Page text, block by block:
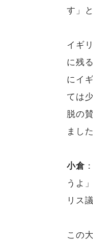
す」
イギ
に残
にイ
ては
脱の
ました
小倉
うよ
リス
この